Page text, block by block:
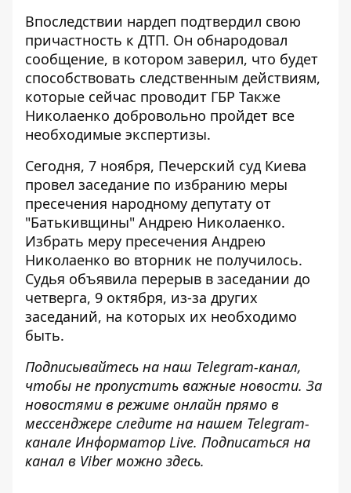
Впоследствии нардеп подтвердил свою
причастность к ДТП. Он обнародовал
сообщение, в котором заверил, что будет
способствовать следственным действиям,
которые сейчас проводит ГБР Также
Николаенко добровольно пройдет все
необходимые экспертизы.
Сегодня, 7 ноября, Печерский суд Киева
провел заседание по избранию меры
пресечения народному депутату от
"Батькивщины" Андрею Николаенко.
Избрать меру пресечения Андрею
Николаенко во вторник не получилось.
Судья объявила перерыв в заседании до
четверга, 9 октября, из-за других
заседаний, на которых их необходимо
быть.
Подписывайтесь на наш Telegram-канал,
чтобы не пропустить важные новости. За
новостями в режиме онлайн прямо в
мессенджере следите на нашем Telegram-
канале Информатор Live. Подписаться на
канал в Viber можно здесь.